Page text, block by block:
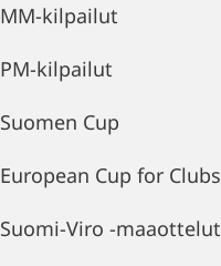
MM-kilpailut
PM-kilpailut
Suomen Cup
European Cup for Clubs
Suomi-Viro -maaottelut